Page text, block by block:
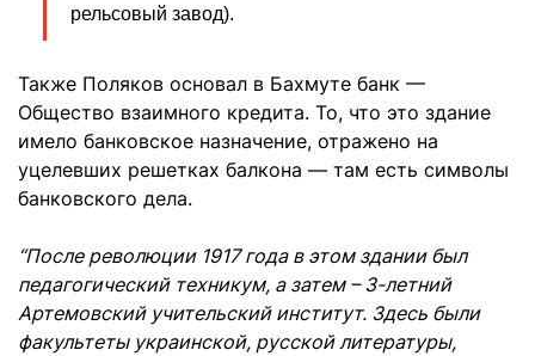
рельсовый завод).
Также Поляков основал в Бахмуте банк —
Общество взаимного кредита. То, что это здание
имело банковское назначение, отражено на
уцелевших решетках балкона — там есть символы
банковского дела.
“После революции 1917 года в этом здании был
педагогический техникум, а затем – 3-летний
Артемовский учительский институт. Здесь были
факультеты украинской, русской литературы,